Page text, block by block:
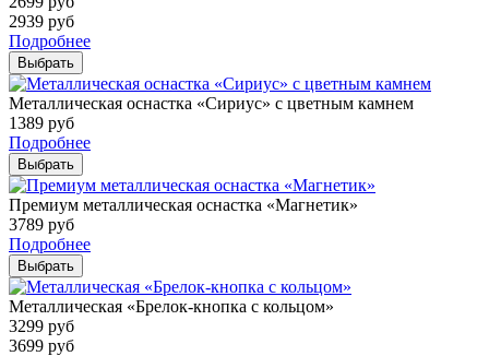
2939 руб
Подробнее
Выбрать
Металлическая оснастка «Сириус» с цветным камнем
1389 руб
Подробнее
Выбрать
Премиум металлическая оснастка «Магнетик»
3789 руб
Подробнее
Выбрать
Металлическая «Брелок-кнопка с кольцом»
3299 руб
3699 руб